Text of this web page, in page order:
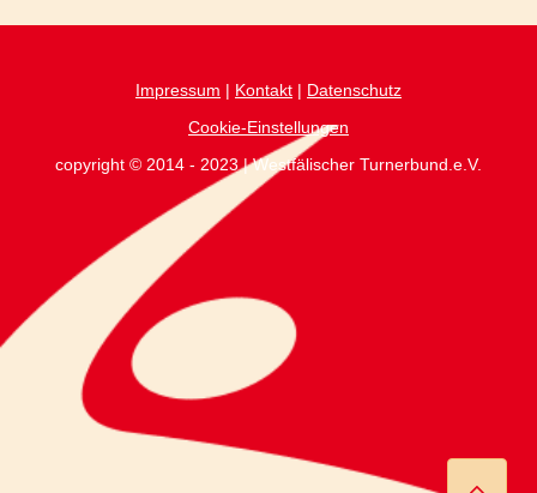
Impressum | Kontakt | Datenschutz
Cookie-Einstellungen
copyright © 2014 - 2023 | Westfälischer Turnerbund.e.V.